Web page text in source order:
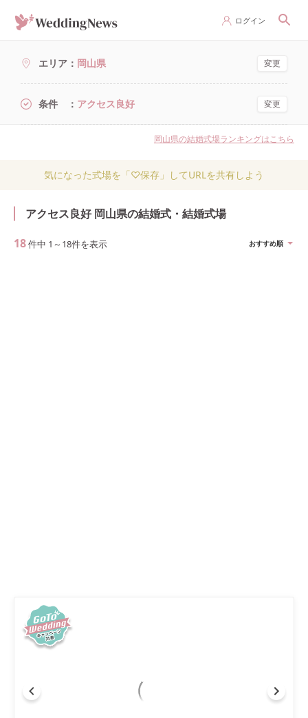
ログイン
エリア 岡山県 変更
条件 アクセス良好 変更
岡山県の結婚式場ランキングはこちら
気になった式場を「♡保存」してURLを共有しよう
アクセス良好 岡山県の結婚式・結婚式場
18件中 1 ～ 18件を表示 おすすめ順